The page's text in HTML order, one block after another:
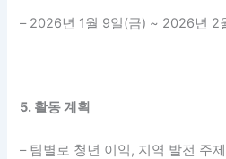
– 2026년 1월 9일(금) ~ 2026년 2
5. 활동 계획
– 팀별로 청년 이익, 지역 발전 주